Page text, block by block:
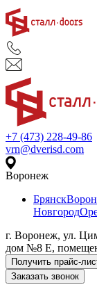
+7 (473) 228-49-86
vrn@dverisd.com
Воронеж
Брянск
Новгород
г. Воронеж, ул.
дом №8 Е,
Получить прайс-
Заказать звонок